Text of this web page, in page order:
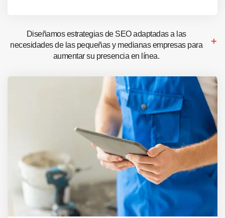
Diseñamos estrategias de SEO adaptadas a las
necesidades de las pequeñas y medianas empresas para
aumentar su presencia en línea.